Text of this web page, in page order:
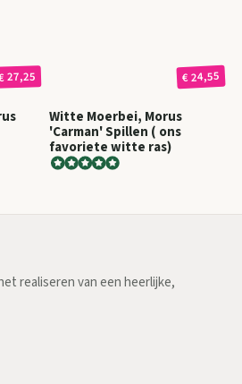
27,25 € 24,55
Witte Moerbei, Morus
'Carman' Spillen ( ons
favoriete witte ras)
realiseren van een heerlijke,